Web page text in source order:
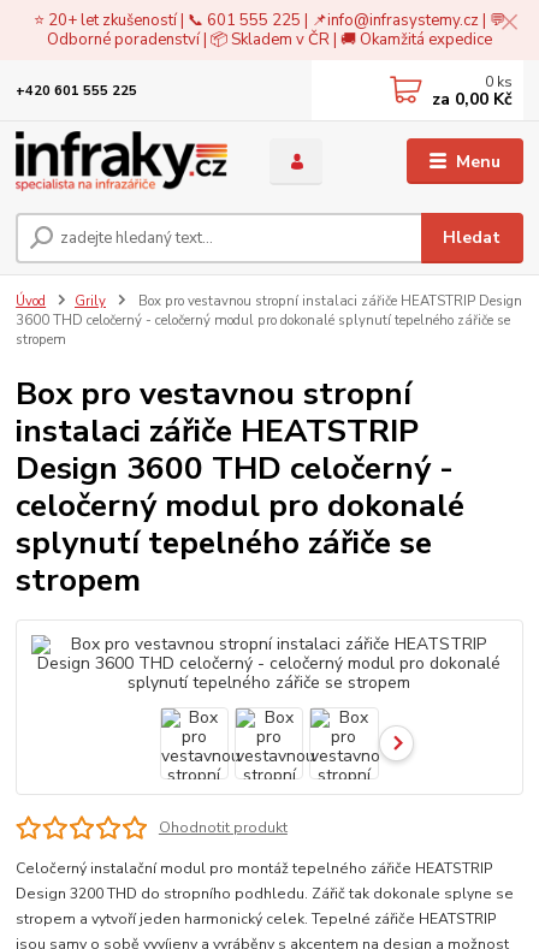
⭐ 20+ let zkušeností | 📞 601 555 225 | 📌info@infrasystemy.cz| 💬
Odborné poradenství | 📦 Skladem v ČR | 🚚 Okamžitá expedice
Menu
Hledat
+420 601 555 225 0 ks
za 0,00 Kč
Úvod Grily
Box pro vestavnou stropní instalaci zářiče HEATSTRIP Design
3600 THD celočerný - celočerný modul pro dokonalé splynutí tepelného zářiče se
stropem
Box pro vestavnou stropní
instalaci zářiče HEATSTRIP
Design 3600 THD celočerný -
celočerný modul pro dokonalé
splynutí tepelného zářiče se
stropem
Ohodnotit produkt
Celočerný instalační modul pro montáž tepelného zářiče HEATSTRIP
Design 3200 THD do stropního podhledu. Zářič tak dokonale splyne se
stropem a vytvoří jeden harmonický celek. Tepelné zářiče HEATSTRIP
jsou samy o sobě vyvíjeny a vyráběny s akcentem na design a možnost